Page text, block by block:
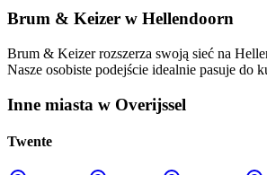
Brum & Keizer w Hellendoorn
Brum & Keizer rozszerza swoją sieć na
Nasze osobiste podejście idealnie pasuje do
Inne miasta w Overijssel
Twente